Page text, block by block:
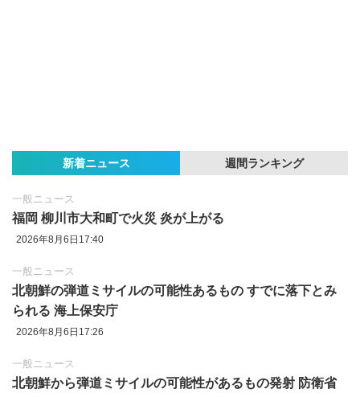
新着ニュース 週間ランキング
一般ニュース
福岡 柳川市大和町で火災 炎が上がる
2026年8月6日17:40
一般ニュース
北朝鮮の弾道ミサイルの可能性あるもの すでに落下とみ
られる 海上保安庁
2026年8月6日17:26
一般ニュース
北朝鮮から弾道ミサイルの可能性があるもの発射 防衛省